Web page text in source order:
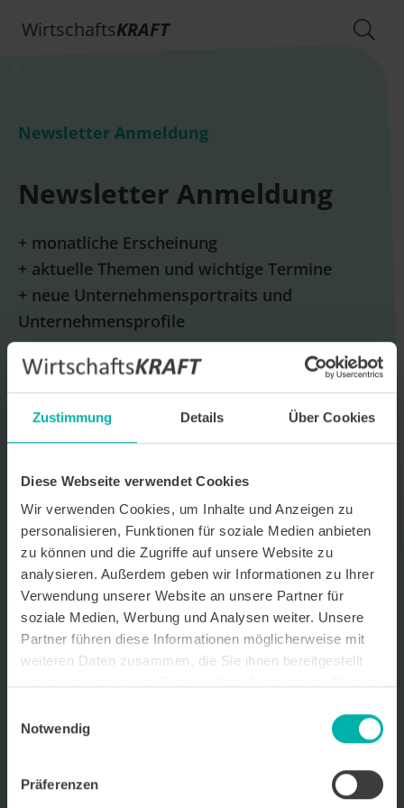
Zustimmung Details Über Cookies
Diese Webseite verwendet Cookies
Wir verwenden Cookies, um Inhalte und Anzeigen zu
personalisieren, Funktionen für soziale Medien anbieten
zu können und die Zugriffe auf unsere Website zu
analysieren. Außerdem geben wir Informationen zu Ihrer
Verwendung unserer Website an unsere Partner für
soziale Medien, Werbung und Analysen weiter. Unsere
Partner führen diese Informationen möglicherweise mit
weiteren Daten zusammen, die Sie ihnen bereitgestellt
Notwendig
Präferenzen
WirtschaftsKRAFT
Newsletter Anmeldung
Newsletter Anmeldung
+ monatliche Erscheinung
+ aktuelle Themen und wichtige Termine
+ neue Unternehmensportraits und
Unternehmensprofile
E-Mail *
WirtschaftsKRAFT der INFO - Das Magazin Pforzheim GmbH
erhalte. Um die Inhalte des Newsletters besser auf meine
persönlichen Interessen auszurichten, stimme ich außerdem zu,
hierfür mein personenbezogenes Nutzungsverhalten des
Newsletters zu erfassen und auszuwerten. Der Newsletter enthält
begleitende Werbeinformationen zu Produkten und
Dienstleistungen lokal ansässiger Werbekunden. Ich kann meine
Einwilligung jederzeit kostenfrei für die Zukunft durch den in jedem
Newsletter enthaltenen Abmeldelink oder per E-Mail an info@info-
pforzheim.de widerrufen. Meine E-Mail-Adresse wird ausschließlich
zur Zustellung des Newsletters genutzt. Detaillierte Informationen
zum Umgang mit Ihren Daten und der von uns eingesetzten
Newsletter-Software Cleverreach finden Sie in unserer
Datenschutzerklärung.